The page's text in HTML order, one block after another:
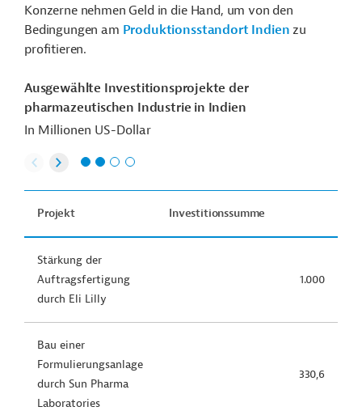
Konzerne nehmen Geld in die Hand, um von den
Bedingungen am Produktionsstandort Indien zu
profitieren.
Ausgewählte Investitionsprojekte der
pharmazeutischen Industrie in Indien
In Millionen US-Dollar
Projekt Investitionssumme
Stärkung der
Auftragsfertigung
durch Eli Lilly
1.000
Bau einer
Formulierungsanlage
durch Sun Pharma
Laboratories
330,6